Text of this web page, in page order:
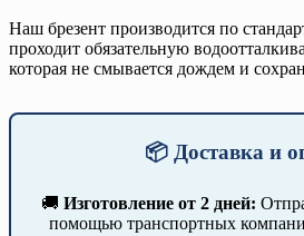
Наш брезент производится по
проходит обязательную
которая не смывается дождем и
📦 Доставка и
🚚 Изготовление от 2 дней:
помощью транспортных